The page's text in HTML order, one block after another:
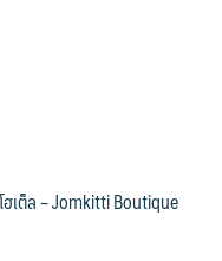
เต็ล – Jomkitti Boutique